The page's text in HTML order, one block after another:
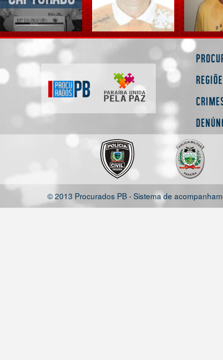
© 2013 Procurados PB - Sistema de